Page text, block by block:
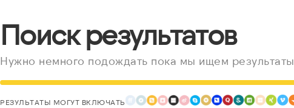
Поиск результатов
Нужно немного подождать пока мы ищем результаты
РЕЗУЛЬТАТЫ МОГУТ ВКЛЮЧАТЬ